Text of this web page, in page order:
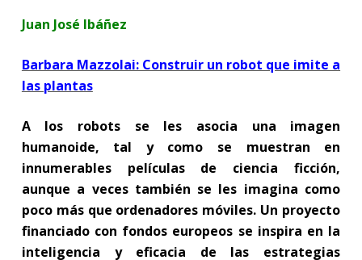
Juan José Ibáñez
Barbara Mazzolai: Construir un robot que imite a
las plantas
A los robots se les asocia una imagen
humanoide, tal y como se muestran en
innumerables películas de ciencia ficción,
aunque a veces también se les imagina como
poco más que ordenadores móviles. Un proyecto
financiado con fondos europeos se inspira en la
inteligencia y eficacia de las estrategias